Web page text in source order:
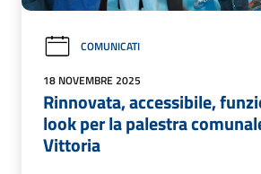
COMUNICATI
18 NOVEMBRE 2025
Rinnovata, accessibile,
look per la palestra
Vittoria